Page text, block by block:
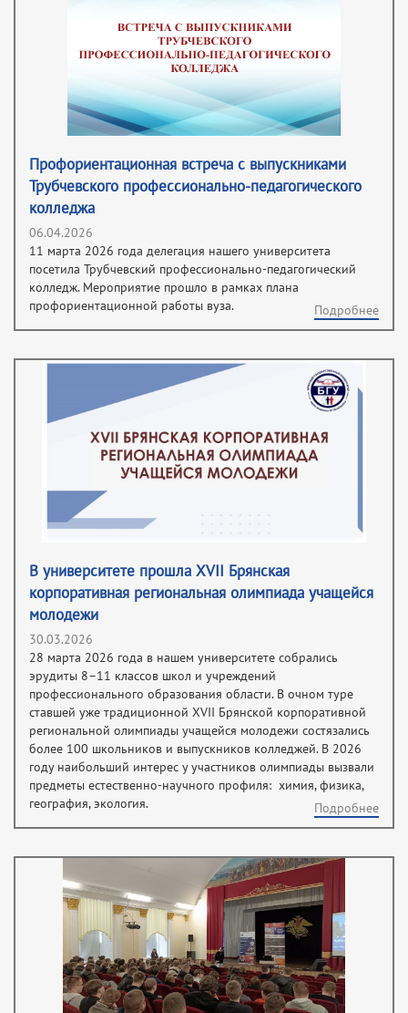
Профориентационная встреча с выпускниками
Трубчевского профессионально-педагогического
колледжа
06.04.2026
11 марта 2026 года делегация нашего университета
посетила Трубчевский профессионально-педагогический
колледж. Мероприятие прошло в рамках плана
профориентационной работы вуза.
Подробнее
В университете прошла XVII Брянская
корпоративная региональная олимпиада учащейся
молодежи
30.03.2026
28 марта 2026 года в нашем университете собрались
эрудиты 8–11 классов школ и учреждений
профессионального образования области. В очном туре
ставшей уже традиционной XVII Брянской корпоративной
региональной олимпиады учащейся молодежи состязались
более 100 школьников и выпускников колледжей. В 2026
году наибольший интерес у участников олимпиады вызвали
предметы естественно-научного профиля: химия, физика,
география, экология.
Подробнее